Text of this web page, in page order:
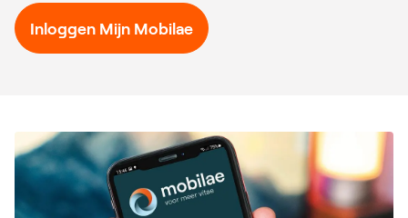
Inloggen Mijn Mobilae